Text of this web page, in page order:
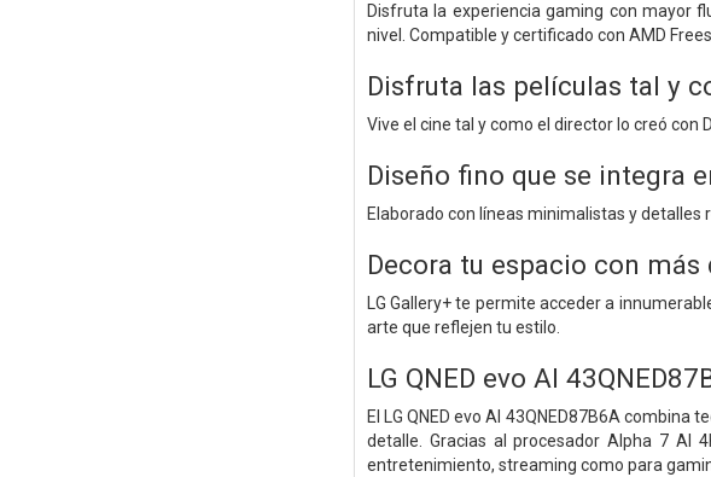
Disfruta la experiencia gaming con mayor
nivel. Compatible y certificado con AMD
Disfruta las películas tal y
Vive el cine tal y como el director lo creó con
Diseño fino que se integra
Elaborado con líneas minimalistas y
Decora tu espacio con
LG Gallery+ te permite acceder a
arte que reflejen tu estilo.
LG QNED evo AI
El LG QNED evo AI 43QNED87B6A
detalle. Gracias al procesador Alpha 7 AI
entretenimiento, streaming como para